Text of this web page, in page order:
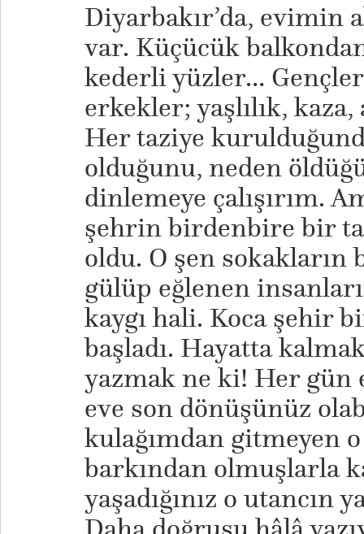
Diyarbakır’da, evimin
var. Küçücük
kederli yüzler…
erkekler; yaşlılık, kaza,
Her taziye
olduğunu, neden
dinlemeye çalışırım.
şehrin birdenbire bir
oldu. O şen sokakların
gülüp eğlenen
kaygı hali. Koca şehir
başladı. Hayatta
yazmak ne ki! Her gün
eve son dönüşünüz
kulağımdan gitmeyen
barkından olmuşlarla
yaşadığınız o utancın